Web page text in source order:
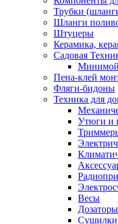
Трубки
Шланги
Штуцеры
Керамика,
Садовая
Пена-клей
Фляги-бидоны
Техника для
Утюги и
Весы
Сушилки